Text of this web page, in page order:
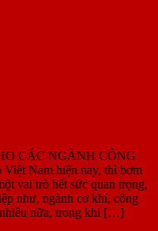
CÁC NGÀNH CÔNG
Nam hiện nay, thì bơm
vai trò hết sức quan trọng,
như, ngành cơ khí, công
nữa, trong khi […]